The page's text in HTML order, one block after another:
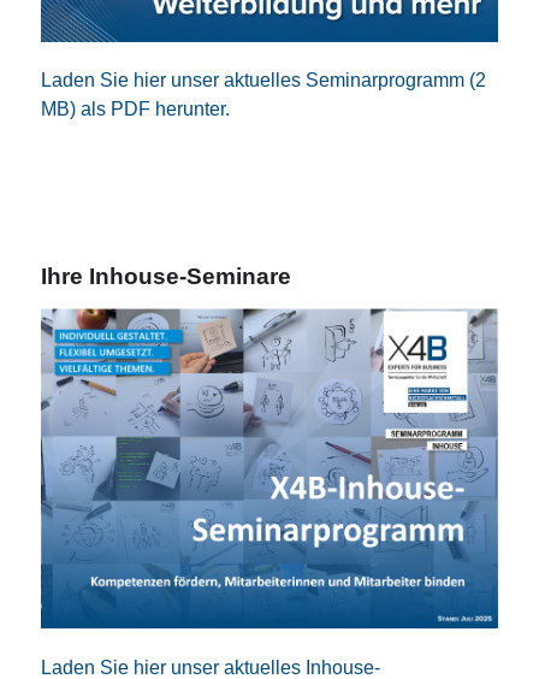
Laden Sie hier unser aktuelles Seminarprogramm (2
MB) als PDF herunter.
Ihre Inhouse-Seminare
Laden Sie hier unser aktuelles Inhouse-